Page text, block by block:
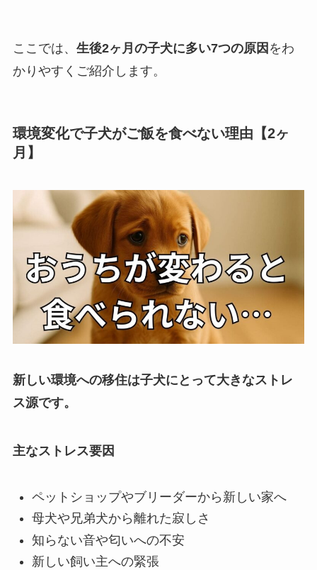
ここでは、 生後2ヶ月の子犬に多い7つの原因 をわ
かりやすくご紹介します。
環境変化で子犬がご飯を食べない理由【2ヶ
月】
新しい環境への移住は子犬にとって大きなストレ
ス源です。
主なストレス要因
ペットショップやブリーダーから新しい家へ
母犬や兄弟犬から離れた寂しさ
知らない音や匂いへの不安
新しい飼い主への緊張